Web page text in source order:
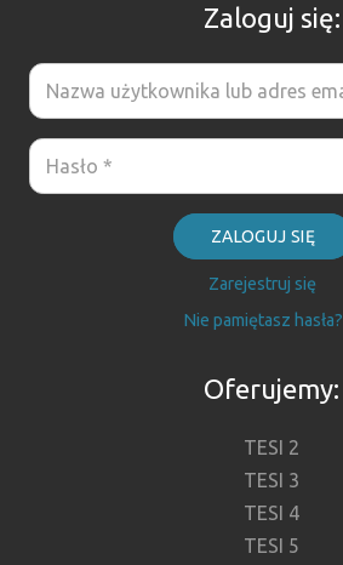
Zaloguj się:
ZALOGUJ SIĘ
Zarejestruj się
Nie pamiętasz hasła?
Oferujemy:
TESI 2
TESI 3
TESI 4
TESI 5